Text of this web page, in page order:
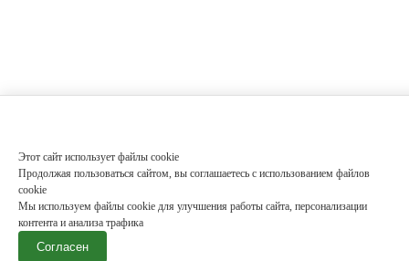
Этот сайт использует файлы cookie
Продолжая пользоваться сайтом, вы соглашаетесь с использованием файлов
cookie
Мы используем файлы cookie для улучшения работы сайта, персонализации
контента и анализа трафика
Согласен